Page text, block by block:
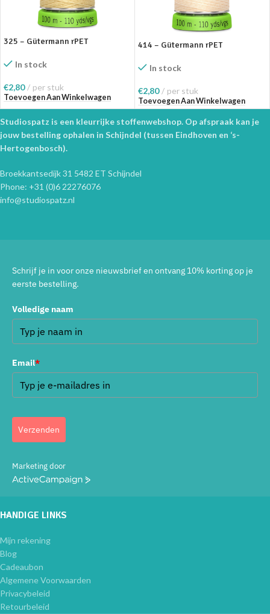
325 – Gütermann rPET
In stock
€2,80 per stuk
Toevoegen Aan Winkelwagen
414 – Gütermann rPET
In stock
€2,80 per stuk
Toevoegen Aan Winkelwagen
Studiospatz is een kleurrijke stoffenwebshop. Op afspraak kan je
jouw bestelling ophalen in Schijndel (tussen Eindhoven en ‘s-
Hertogenbosch).
Broekkantsedijk 31 5482 ET Schijndel
Phone: +31 (0)6 22276076
info@studiospatz.nl
Schrijf je in voor onze nieuwsbrief en ontvang 10% korting op je
eerste bestelling.
Volledige naam
Email*
Verzenden
Marketing door
ActiveCampaign
HANDIGE LINKS
Mijn rekening
Blog
Cadeaubon
Algemene Voorwaarden
Privacybeleid
Retourbeleid